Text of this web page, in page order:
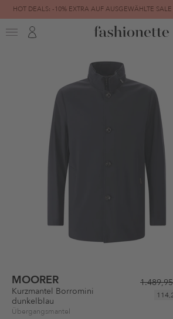
HOT DEALS: -10% EXTRA AUF AUSGEWÄHLTE
FINAL SALE | BIS ZU -80%
MOORER
Kurzmantel Borromini
dunkelblau
Übergangsmantel